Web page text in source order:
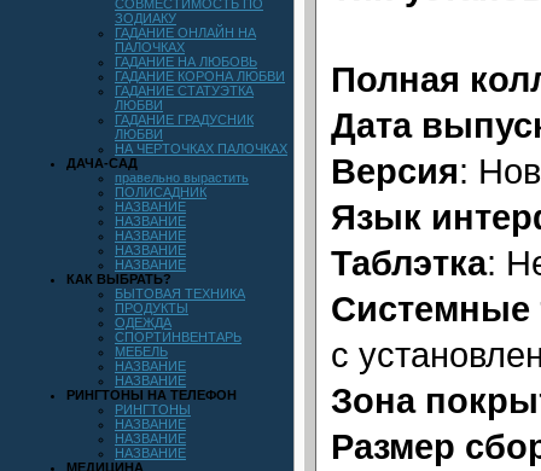
СОВМЕСТИМОСТЬ ПО
ЗОДИАКУ
ГАДАНИЕ ОНЛАЙН НА
ПАЛОЧКАХ
ГАДАНИЕ НА ЛЮБОВЬ
ГАДАНИЕ КОРОНА ЛЮБВИ
ГАДАНИЕ СТАТУЭТКА
ЛЮБВИ
ГАДАНИЕ ГРАДУСНИК
ЛЮБВИ
НА ЧЕРТОЧКАХ ПАЛОЧКАХ
ДАЧА-САД
правельно вырастить
ПОЛИСАДНИК
НАЗВАНИЕ
НАЗВАНИЕ
НАЗВАНИЕ
НАЗВАНИЕ
НАЗВАНИЕ
КАК ВЫБРАТЬ?
БЫТОВАЯ ТЕХНИКА
ПРОДУКТЫ
ОДЕЖДА
СПОРТИНВЕНТАРЬ
МЕБЕЛЬ
НАЗВАНИЕ
НАЗВАНИЕ
РИНГТОНЫ НА ТЕЛЕФОН
РИНГТОНЫ
НАЗВАНИЕ
НАЗВАНИЕ
НАЗВАНИЕ
МЕДИЦИНА
Полная
Дата
Версия:
Язык
Таблэтка:
Системные
с
Зона
Размер